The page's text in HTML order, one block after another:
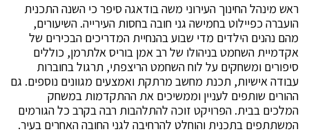
ראש מינהל החינוך העירוני משה בודאגה סיפר כי השנה התכנית
הועברה כפיילוט בחמישה גני חובה בחסות העירייה. השיעורים,
מהם נהנים הילדים מדי שבוע בהנחיית המדריכים הבכירים של
אקדמיית השחמט בניהולו של רב אמן בוריס אלתרמן, כוללים
סיפורים ומשחקים על לוח השחמט הריצפתי, תרגול בחוברות
עבודה אישיות, תכנת מחשב מרתקת ואמצעים מגוונים נוספים. גם
ההורים שותפים לעניין וממשיכים את ההתקדמות במשחק
המלכים בבית. הפרויקט זוכה להתלהבות רבה בקרב כל הגורמים
המשתתפים בתכנית והוחלט להרחיבה לגני החובה האחרים בעיר.